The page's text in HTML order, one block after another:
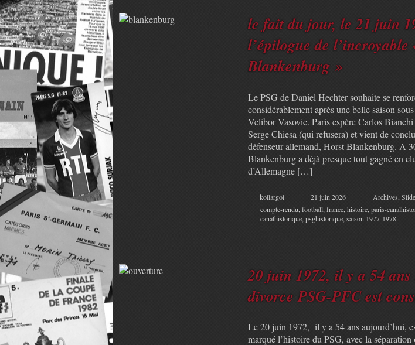
le fait du jour, le 21 juin
l’épilogue de
Blankenburg »
Le PSG de Daniel Hechter souhaite se
considérablement après une belle saison
Velibor Vasovic. Paris espère Carlos
Serge Chiesa (qui refusera) et vient de
défenseur allemand, Horst Blankenburg. A
Blankenburg a déjà presque tout gagné en
d’Allemagne […]
kollargol 21 juin 2026 Archives
compte-rendu football france histoire, paris-
canalhistorique psghistorique, saison 1977-1978
20 juin 1972, il y a 54
divorce PSG-PFC est
Le 20 juin 1972, il y a 54 ans aujourd’hui,
marqué l’histoire du PSG, avec la